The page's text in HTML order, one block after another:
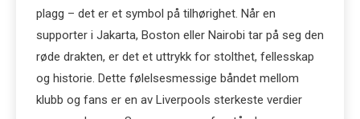
plagg – det er et symbol på tilhørighet. Når en
supporter i Jakarta, Boston eller Nairobi tar på seg den
røde drakten, er det et uttrykk for stolthet, fellesskap
og historie. Dette følelsesmessige båndet mellom
klubb og fans er en av Liverpools sterkeste verdier